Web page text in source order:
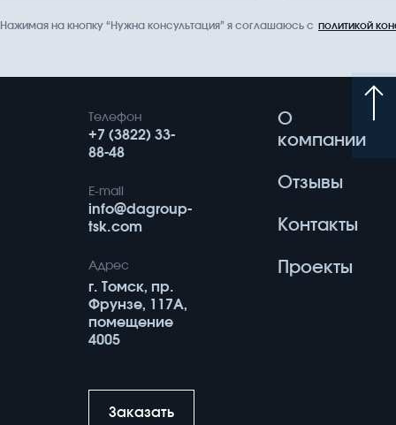
Нажимая на кнопку “Нужна консультация” я соглашаюсь с политикой
Телефон
+7 (3822) 33-
88-48
E-mail
info@dagroup-
tsk.com
Адрес
г. Томск, пр.
Фрунзе, 117А,
помещение
4005
Заказать
О
компании
Отзывы
Контакты
Проекты